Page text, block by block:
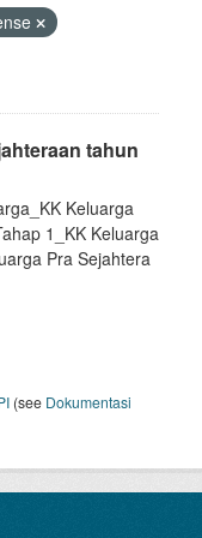
tahun
Keluarga
1_KK Keluarga
Pra Sejahtera
(see Dokumentasi